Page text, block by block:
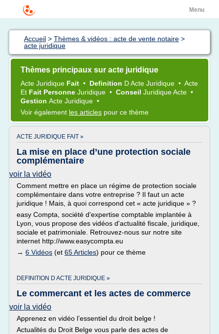
Menu
Accueil > Thèmes & vidéos : acte de vente notaire >
acte juridique
Thèmes principaux sur acte juridique
Acte Juridique Fait • Definition DActe Juridique • Acte
Et Fait Personne Juridique • Conseil Juridique Acte •
Gestion Acte Juridique •
Voir également les articles pour ce thème
ACTE JURIDIQUE FAIT »
La mise en place d’une protection sociale
complémentaire
voir la vidéo
Comment mettre en place un régime de protection sociale
complémentaire dans votre entreprise ? Il faut un acte
juridique ! Mais, à quoi correspond cet « acte juridique » ?
easy Compta, société d'expertise comptable implantée à
Lyon, vous propose des vidéos d'actualité fiscale, juridique,
sociale et patrimoniale. Retrouvez-nous sur notre site
internet http://www.easycompta.eu
→ 6 Vidéos (et 65 Articles) pour ce thème
DEFINITION D ACTE JURIDIQUE »
Le commercant et les actes de commerce
voir la vidéo
Apprenez en vidéo l’essentiel du droit belge !
Actualités du Droit Belge vous parle des actes de